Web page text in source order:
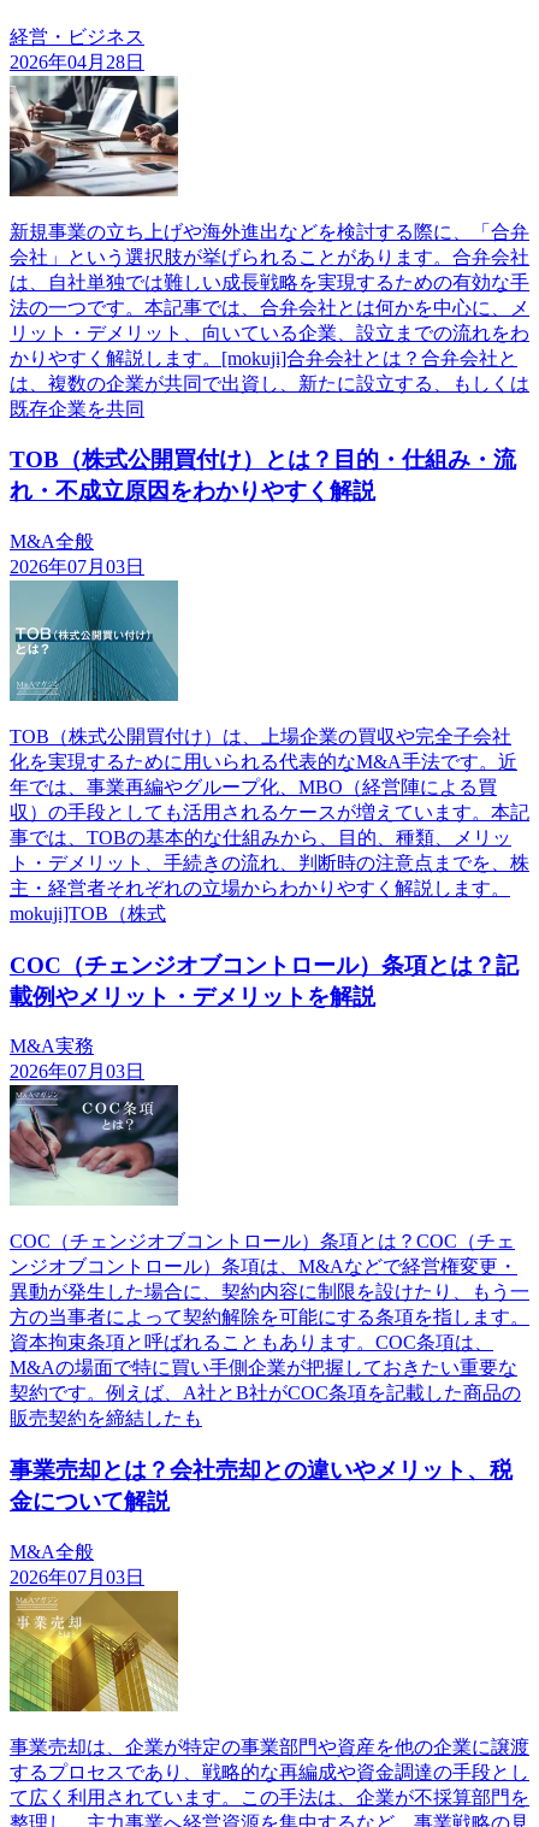
経営・ビジネス
2026年04月28日
新規事業の立ち上げや海外進出などを検討する際に、「合弁
会社」という選択肢が挙げられることがあります。合弁会社
は、自社単独では難しい成長戦略を実現するための有効な手
法の一つです。本記事では、合弁会社とは何かを中心に、メ
リット・デメリット、向いている企業、設立までの流れをわ
かりやすく解説します。[mokuji]合弁会社とは？合弁会社と
は、複数の企業が共同で出資し、新たに設立する、もしくは
既存企業を共同
TOB（株式公開買付け）とは？目的・仕組み・流
れ・不成立原因をわかりやすく解説
M&A全般
2026年07月03日
TOB（株式公開買付け）は、上場企業の買収や完全子会社
化を実現するために用いられる代表的なM&A手法です。近
年では、事業再編やグループ化、MBO（経営陣による買
収）の手段としても活用されるケースが増えています。本記
事では、TOBの基本的な仕組みから、目的、種類、メリッ
ト・デメリット、手続きの流れ、判断時の注意点までを、株
主・経営者それぞれの立場からわかりやすく解説します。
mokuji]TOB（株式
COC（チェンジオブコントロール）条項とは？記
載例やメリット・デメリットを解説
M&A実務
2026年07月03日
COC（チェンジオブコントロール）条項とは？COC（チェ
ンジオブコントロール）条項は、M&Aなどで経営権変更・
異動が発生した場合に、契約内容に制限を設けたり、もう一
方の当事者によって契約解除を可能にする条項を指します。
資本拘束条項と呼ばれることもあります。COC条項は、
M&Aの場面で特に買い手側企業が把握しておきたい重要な
契約です。例えば、A社とB社がCOC条項を記載した商品の
販売契約を締結したも
事業売却とは？会社売却との違いやメリット、税
金について解説
M&A全般
2026年07月03日
事業売却は、企業が特定の事業部門や資産を他の企業に譲渡
するプロセスであり、戦略的な再編成や資金調達の手段とし
て広く利用されています。この手法は、企業が不採算部門を
整理し、主力事業へ経営資源を集中するなど、事業戦略の見